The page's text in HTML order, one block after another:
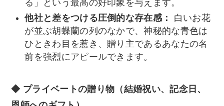
る」という最高の好印象を与えます。
他社と差をつける圧倒的な存在感：
白いお花
が並ぶ胡蝶蘭の列のなかで、神秘的な青色は
ひときわ目を惹き、贈り主であるあなたの名
前を強烈にアピールできます。
◆ プライベートの贈り物（結婚祝い、記念日、